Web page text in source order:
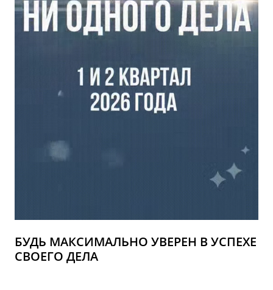
БУДЬ МАКСИМАЛЬНО УВЕРЕН В УСПЕХЕ
СВОЕГО ДЕЛА